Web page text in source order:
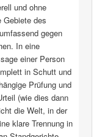
und ohne
Gebiete des
gegen
In eine
einer Person
in Schutt und
Prüfung und
(wie dies dann
die Welt, in der
klare Trennung in